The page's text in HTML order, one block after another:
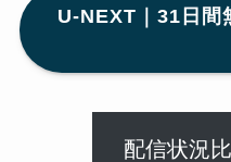
U-NEXT｜31日間
配信状況